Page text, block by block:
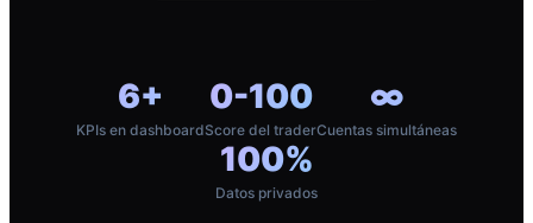
6+
KPIs en dashboard
0-100
Score del trader
∞
Cuentas simultáneas
100%
Datos privados